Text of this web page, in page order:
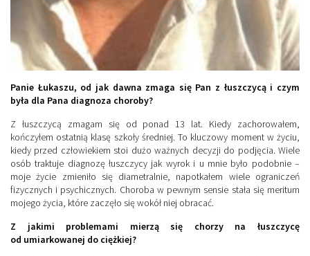
Panie Łukaszu, od jak dawna zmaga się Pan z łuszczycą i czym
była dla Pana diagnoza choroby?
Z łuszczycą zmagam się od ponad 13 lat. Kiedy zachorowałem,
kończyłem ostatnią klasę szkoły średniej. To kluczowy moment w życiu,
kiedy przed człowiekiem stoi dużo ważnych decyzji do podjęcia. Wiele
osób traktuje diagnozę łuszczycy jak wyrok i u mnie było podobnie –
moje życie zmieniło się diametralnie, napotkałem wiele ograniczeń
fizycznych i psychicznych. Choroba w pewnym sensie stała się meritum
mojego życia, które zaczęło się wokół niej obracać.
Z jakimi problemami mierzą się chorzy na łuszczycę
od umiarkowanej do ciężkiej?